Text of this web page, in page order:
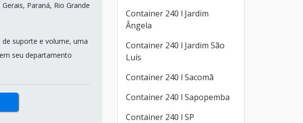
Paraná, Rio Grande
suporte e volume, uma
seu departamento
Container 240 l Jardim
Ângela
Container 240 l Jardim São
Luís
Container 240 l Sacomã
Container 240 l Sapopemba
Container 240 l SP